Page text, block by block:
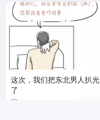
这次，我们把东北男人扒光
了